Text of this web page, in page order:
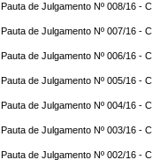
Pauta de Julgamento Nº 008/16 -
Pauta de Julgamento Nº 007/16 -
Pauta de Julgamento Nº 006/16 -
Pauta de Julgamento Nº 005/16 -
Pauta de Julgamento Nº 004/16 -
Pauta de Julgamento Nº 003/16 -
Pauta de Julgamento Nº 002/16 -